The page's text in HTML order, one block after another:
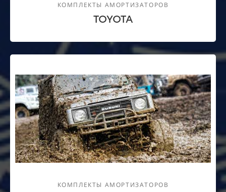
КОМПЛЕКТЫ АМОРТИЗАТОРОВ
TOYOTA
КОМПЛЕКТЫ АМОРТИЗАТОРОВ